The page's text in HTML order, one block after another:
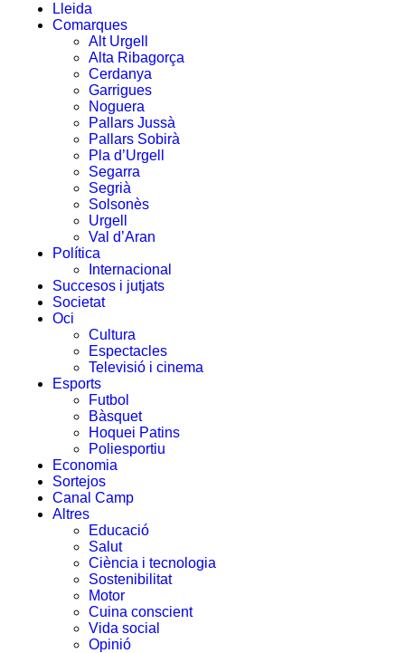
Lleida
Comarques
Alt Urgell
Alta Ribagorça
Cerdanya
Garrigues
Noguera
Pallars Jussà
Pallars Sobirà
Pla d’Urgell
Segarra
Segrià
Solsonès
Urgell
Val d’Aran
Política
Internacional
Succesos i jutjats
Societat
Oci
Cultura
Espectacles
Televisió i cinema
Esports
Futbol
Bàsquet
Hoquei Patins
Poliesportiu
Economia
Sortejos
Canal Camp
Altres
Educació
Salut
Ciència i tecnologia
Sostenibilitat
Motor
Cuina conscient
Vida social
Opinió